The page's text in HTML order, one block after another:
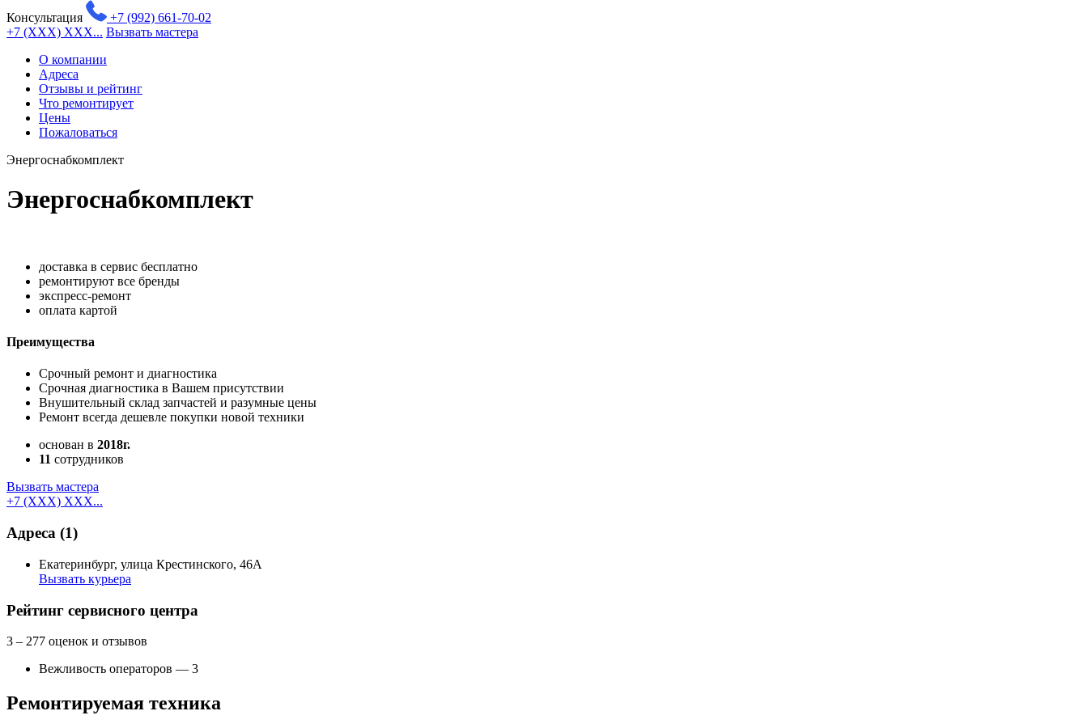
Консультация
+7 (992) 661-70-02
+7 (XXX) XXX... Вызвать мастера
О компании
Адреса
Отзывы и рейтинг
Что ремонтирует
Цены
Пожаловаться
Энергоснабкомплект
Энергоснабкомплект
доставка в сервис бесплатно
ремонтируют все бренды
экспресс-ремонт
оплата картой
Преимущества
Срочный ремонт и диагностика
Срочная диагностика в Вашем присутствии
Внушительный склад запчастей и разумные цены
Ремонт всегда дешевле покупки новой техники
основан в 2018г.
11 сотрудников
Вызвать мастера
+7 (XXX) XXX...
Адреса (1)
Екатеринбург, улица Крестинского, 46А
Вызвать курьера
Как добраться Создать свою карту
Рейтинг сервисного центра
3 – 277 оценок и отзывов
Вежливость операторов — 3
Ремонтируемая техника